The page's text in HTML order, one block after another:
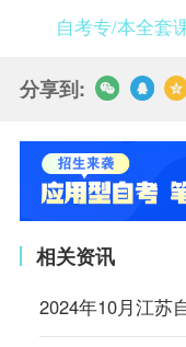
自考专/本全套
分享到:
相关资讯
2024年10月江苏